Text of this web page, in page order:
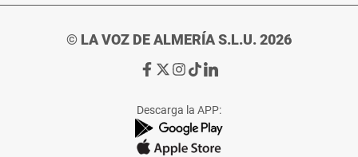
© LA VOZ DE ALMERÍA S.L.U. 2026
Ir
de
La
Voz
Ir
de
La
Voz
Ir
de
La
Voz
Ir
de
La
Voz
Ir
de
La
Voz
Descarga la APP: